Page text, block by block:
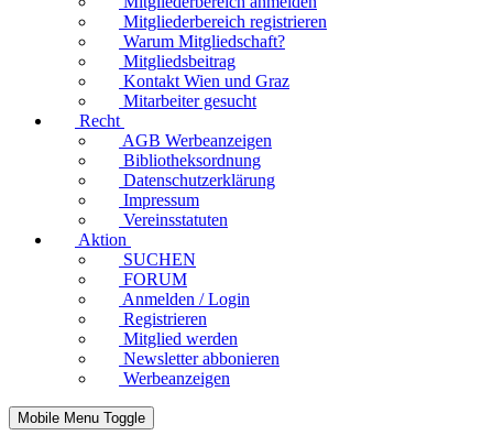
Mitgliederbereich registrieren
Warum Mitgliedschaft?
Mitgliedsbeitrag
Kontakt Wien und Graz
Mitarbeiter gesucht
Recht
AGB Werbeanzeigen
Bibliotheksordnung
Datenschutzerklärung
Impressum
Vereinsstatuten
Aktion
SUCHEN
FORUM
Anmelden / Login
Registrieren
Mitglied werden
Newsletter abbonieren
Werbeanzeigen
Mobile Menu Toggle